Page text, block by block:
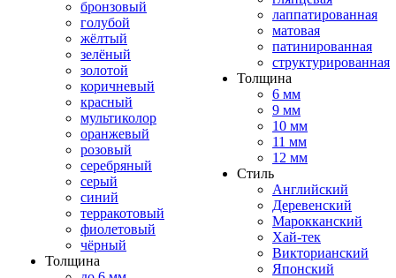
бронзовый
голубой
жёлтый
зелёный
золотой
коричневый
красный
мультиколор
оранжевый
розовый
серебряный
серый
синий
терракотовый
фиолетовый
чёрный
Толщина
лаппатированная
матовая
патинированная
структурированная
Толщина
6 мм
9 мм
10 мм
11 мм
12 мм
Стиль
Английский
Деревенский
Марокканский
Хай-тек
Викторианский
Японский